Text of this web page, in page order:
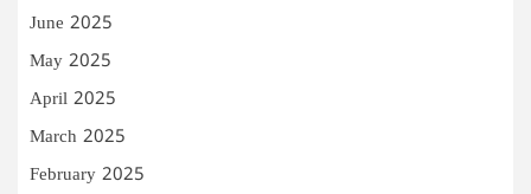
June 2025
May 2025
April 2025
March 2025
February 2025